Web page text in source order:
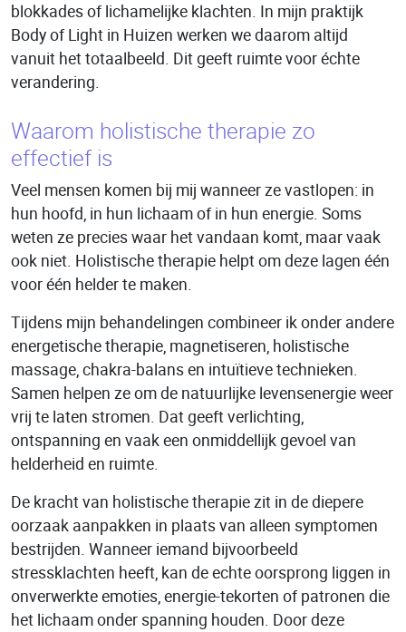
blokkades of lichamelijke klachten. In mijn praktijk
Body of Light in Huizen werken we daarom altijd
vanuit het totaalbeeld. Dit geeft ruimte voor échte
verandering.
Waarom holistische therapie zo
effectief is
Veel mensen komen bij mij wanneer ze vastlopen: in
hun hoofd, in hun lichaam of in hun energie. Soms
weten ze precies waar het vandaan komt, maar vaak
ook niet. Holistische therapie helpt om deze lagen één
voor één helder te maken.
Tijdens mijn behandelingen combineer ik onder andere
energetische therapie, magnetiseren, holistische
massage, chakra-balans en intuïtieve technieken.
Samen helpen ze om de natuurlijke levensenergie weer
vrij te laten stromen. Dat geeft verlichting,
ontspanning en vaak een onmiddellijk gevoel van
helderheid en ruimte.
De kracht van holistische therapie zit in de diepere
oorzaak aanpakken in plaats van alleen symptomen
bestrijden. Wanneer iemand bijvoorbeeld
stressklachten heeft, kan de echte oorsprong liggen in
onverwerkte emoties, energie-tekorten of patronen die
het lichaam onder spanning houden. Door deze